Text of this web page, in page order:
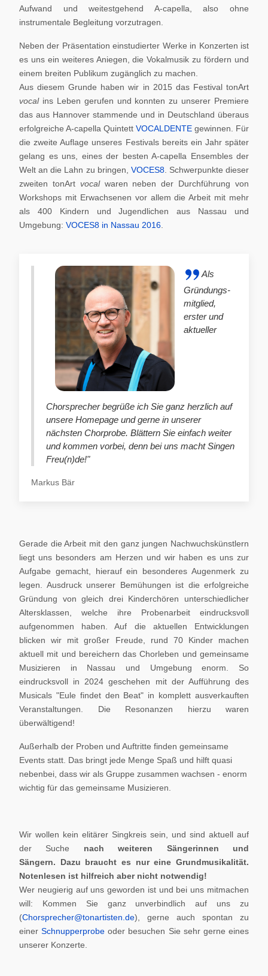
Aufwand und weitestgehend A-capella, also ohne
instrumentale Begleitung vorzutragen.
Neben der Präsentation einstudierter Werke in Konzerten ist
es uns ein weiteres Aniegen, die Vokalmusik zu fördern und
einem breiten Publikum zugänglich zu machen.
Aus diesem Grunde haben wir in 2015 das Festival tonArt
vocal ins Leben gerufen und konnten zu unserer Premiere
das aus Hannover stammende und in Deutschland überaus
erfolgreiche A-capella Quintett VOCALDENTE gewinnen. Für
die zweite Auflage unseres Festivals bereits ein Jahr später
gelang es uns, eines der besten A-capella Ensembles der
Welt an die Lahn zu bringen, VOCES8. Schwerpunkte dieser
zweiten tonArt vocalwaren neben der Durchführung von
Workshops mit Erwachsenen vor allem die Arbeit mit mehr
als 400 Kindern und Jugendlichen aus Nassau und
Umgebung: VOCES8 in Nassau 2016
Als
Gründungs-
mitglied,
erster und
aktueller
Chorsprecher begrüße ich Sie ganz herzlich auf
unsere Homepage und gerne in unserer
nächsten Chorprobe. Blättern Sie einfach weiter
und kommen vorbei, denn bei uns macht Singen
Freu(n)de!"
Markus Bär
Gerade die Arbeit mit den ganz jungen Nachwuchskünstlern
liegt uns besonders am Herzen und wir haben es uns zur
Aufgabe gemacht, hierauf ein besonderes Augenmerk zu
legen. Ausdruck unserer Bemühungen ist die erfolgreiche
Gründung von gleich drei Kinderchören unterschiedlicher
Altersklassen, welche ihre Probenarbeit eindrucksvoll
aufgenommen haben. Auf die aktuellen Entwicklungen
blicken wir mit großer Freude, rund 70 Kinder machen
aktuell mit und bereichern das Chorleben und gemeinsame
Musizieren in Nassau und Umgebung enorm. So
eindrucksvoll in 2024 geschehen mit der Aufführung des
Musicals "Eule findet den Beat" in komplett ausverkauften
Veranstaltungen. Die Resonanzen hierzu waren
überwältigend!
Außerhalb der Proben und Auftritte finden gemeinsame
Events statt. Das bringt jede Menge Spaß und hilft quasi
nebenbei, dass wir als Gruppe zusammen wachsen - enorm
wichtig für das gemeinsame Musizieren.
Wir wollen kein elitärer Singkreis sein, und sind aktuell auf
der Suche nach weiteren Sängerinnen und
Sängern. Dazu braucht es nur eine Grundmusikalität.
Notenlesen ist hilfreich aber nicht notwendig!
Wer neugierig auf uns geworden ist und bei uns mitmachen
will: Kommen Sie ganz unverbindlich auf uns zu
(Chorsprecher@tonartisten.de), gerne auch spontan zu
einerSchnupperprobe oder besuchen Sie sehr gerne eines
unserer Konzerte.